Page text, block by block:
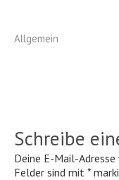
Allgemein
Schreibe
Deine E-Mail-
Felder sind mit *